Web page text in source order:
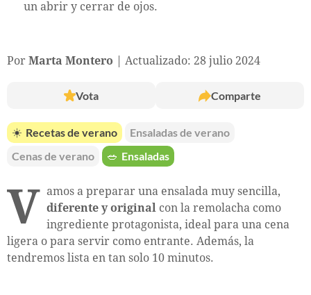
un abrir y cerrar de ojos.
Por Marta Montero Actualizado: 28 julio 2024
Vota Comparte
☀️ Recetas de verano
Ensaladas de verano
Cenas de verano
🥗 Ensaladas
V amos a preparar una ensalada muy sencilla,
diferente y original con la remolacha como
ingrediente protagonista, ideal para una cena
ligera o para servir como entrante. Además, la
tendremos lista en tan solo 10 minutos.